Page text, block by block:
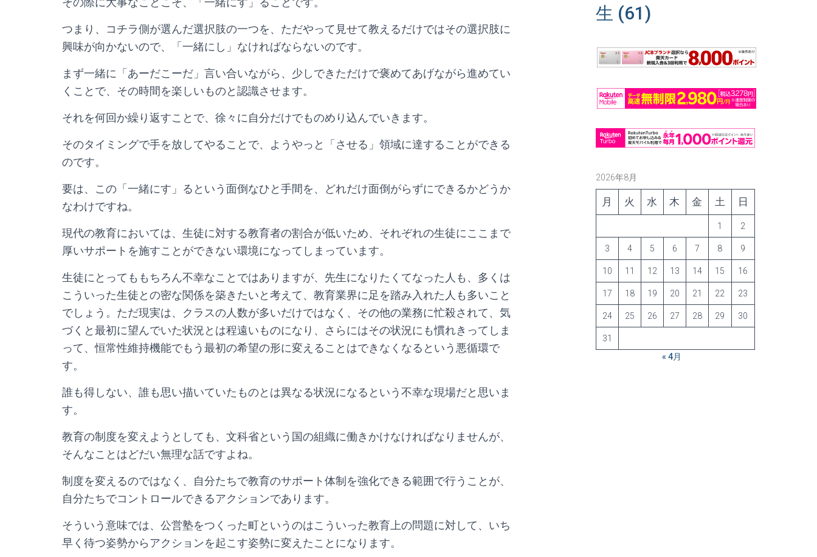
つまり、コチラ側が選んだ選択肢の一つを、ただやって見せて教えるだけではその選択肢に
興味が向かないので、「一緒にし」なければならないのです。
まず一緒に「あーだこーだ」言い合いながら、少しできただけで褒めてあげながら進めてい
くことで、その時間を楽しいものと認識させます。
それを何回か繰り返すことで、徐々に自分だけでものめり込んでいきます。
そのタイミングで手を放してやることで、ようやっと「させる」領域に達することができる
のです。
要は、この「一緒にす」るという面倒なひと手間を、どれだけ面倒がらずにできるかどうか
なわけですね。
現代の教育においては、生徒に対する教育者の割合が低いため、それぞれの生徒にここまで
厚いサポートを施すことができない環境になってしまっています。
生徒にとってももちろん不幸なことではありますが、先生になりたくてなった人も、多くは
こういった生徒との密な関係を築きたいと考えて、教育業界に足を踏み入れた人も多いこと
でしょう。ただ現実は、クラスの人数が多いだけではなく、その他の業務に忙殺されて、気
づくと最初に望んでいた状況とは程遠いものになり、さらにはその状況にも慣れきってしま
って、恒常性維持機能でもう最初の希望の形に変えることはできなくなるという悪循環で
す。
誰も得しない、誰も思い描いていたものとは異なる状況になるという不幸な現場だと思いま
す。
教育の制度を変えようとしても、文科省という国の組織に働きかけなければなりませんが、
そんなことはどだい無理な話ですよね。
制度を変えるのではなく、自分たちで教育のサポート体制を強化できる範囲で行うことが、
自分たちでコントロールできるアクションであります。
そういう意味では、公営塾をつくった町というのはこういった教育上の問題に対して、いち
早く待つ姿勢からアクションを起こす姿勢に変えたことになります。
生 (61)
2026年8月
月 火 水 木 金 土 日
1 2
3 4 5 6 7 8 9
10 11 12 13 14 15 16
17 18 19 20 21 22 23
24 25 26 27 28 29 30
31
« 4月